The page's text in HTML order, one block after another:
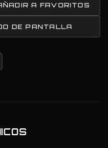
A FAVORITOS
DE PANTALLA